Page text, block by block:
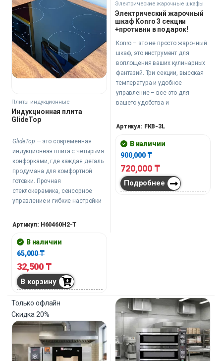
Плиты индукционные
Индукционная плита
GlideTop
GlideTop — это современная
индукционная плита с четырьмя
конфорками, где каждая деталь
продумана для комфортной
готовки. Прочная
стеклокерамика, сенсорное
управление и гибкие настройки
домашних экспериментов, так и
мини-кафе. Удобные размеры и
таймер превращают
удовольствие — просто, быстро,
без лишних хлопот.
Артикул: H60460H2-T
В наличии
65,000₸
32,500 ₸
В корзину
Электрические жарочные шкафы
Электрический жарочный
шкаф Konro 3 секции
+противни в подарок!
Konro – это не просто жарочный
шкаф, это инструмент для
воплощения ваших кулинарных
фантазий. Три секции, высокая
температура и удобное
управление – все это для
вашего удобства и
незаменимым помощником в
любом крупном заведении
общественного питания. Теперь
в комплекте с противнями!
Артикул: FKB-3L
В наличии
900,000₸
720,000 ₸
Подробнее
Только офлайн
Скидка 20%